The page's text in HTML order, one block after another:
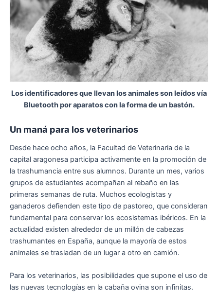
Los identificadores que llevan los animales son leídos vía
Bluetooth por aparatos con la forma de un bastón.
Un maná para los veterinarios
Desde hace ocho años, la Facultad de Veterinaria de la
capital aragonesa participa activamente en la promoción de
la trashumancia entre sus alumnos. Durante un mes, varios
grupos de estudiantes acompañan al rebaño en las
primeras semanas de ruta. Muchos ecologistas y
ganaderos defienden este tipo de pastoreo, que consideran
fundamental para conservar los ecosistemas ibéricos. En la
actualidad existen alrededor de un millón de cabezas
trashumantes en España, aunque la mayoría de estos
animales se trasladan de un lugar a otro en camión.
Para los veterinarios, las posibilidades que supone el uso de
las nuevas tecnologías en la cabaña ovina son infinitas.